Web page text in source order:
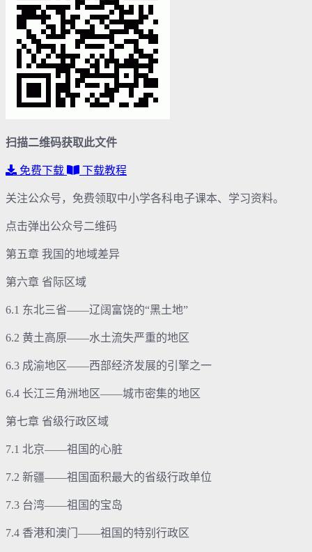
扫描二维码获取此文件
免费下载 下载教程
关注公众号，免费领取中小学各科电子课本、学习资料。
点击弹出公众号二维码
第五章 我国的地域差异
第六章 省际区域
6.1 东北三省——辽阔富饶的“黑土地”
6.2 黄土高原——水土流失严重的地区
6.3 成渝地区——西部经济发展的引擎之一
6.4 长江三角洲地区——城市密集的地区
第七章 省级行政区域
7.1 北京——祖国的心脏
7.2 新疆——祖国面积最大的省级行政单位
7.3 台湾——祖国的宝岛
7.4 香港和澳门——祖国的特别行政区